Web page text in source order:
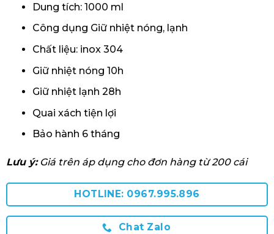
Dung tích: 1000 ml
Công dụng Giữ nhiệt nóng, lạnh
Chất liệu: inox 304
Giữ nhiệt nóng 10h
Giữ nhiệt lạnh 28h
Quai xách tiện lợi
Bảo hành 6 tháng
Lưu ý:Giá trên áp dụng cho đơn hàng từ 200 cái
HOTLINE: 0967.995.896
Chat Zalo